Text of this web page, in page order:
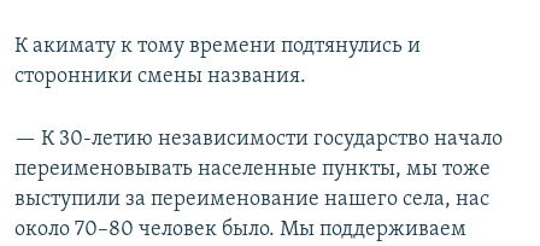
К акимату к тому времени подтянулись и
сторонники смены названия.
— К 30-летию независимости государство начало
переименовывать населенные пункты, мы тоже
выступили за переименование нашего села, нас
около 70–80 человек было. Мы поддерживаем